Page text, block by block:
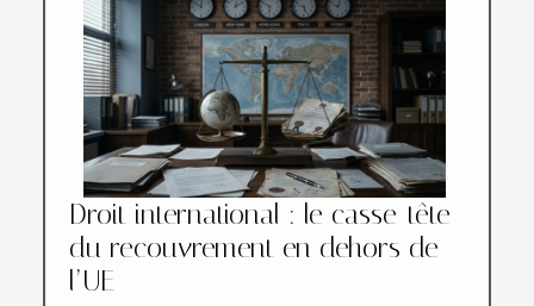
Droit international : le casse-tête
du recouvrement en dehors de
l’UE